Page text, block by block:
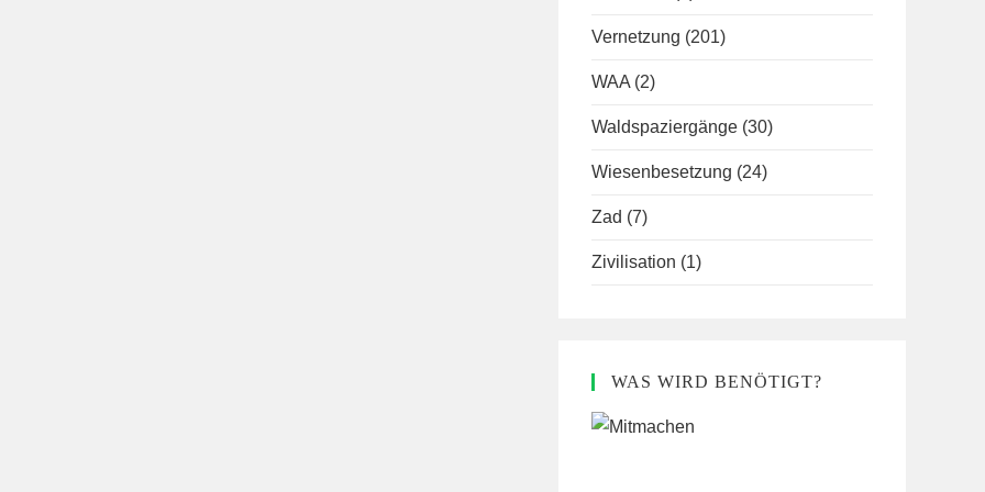
Vernetzung (201)
WAA (2)
Waldspaziergänge (30)
Wiesenbesetzung (24)
Zad (7)
Zivilisation (1)
WAS WIRD BENÖTIGT?